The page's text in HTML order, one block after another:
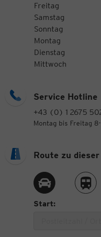
Freitag
Samstag
Sonntag
Montag
Dienstag
Mittwoch
Service Hotline
+43 (0) 1 2675
Montag bis Freitag
Route zu
Route per Auto
Start: